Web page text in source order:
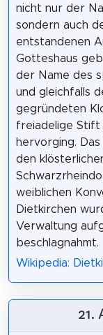
nicht nur der
sondern auch
entstandenen
Gotteshaus
der Name des
und gleichfalls
gegründeten
freiadelige Stift
hervorging.
den
weiblichen
Dietkirchen
Verwaltung
beschlagnahmt.
Wikipedia:
21.